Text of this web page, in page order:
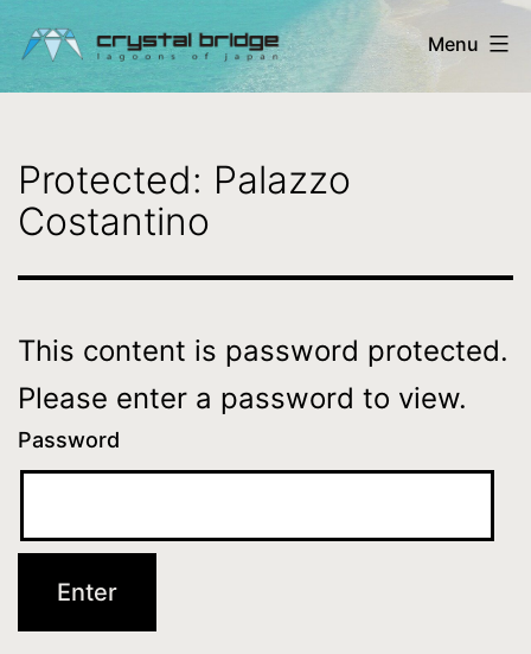
content
Ltd.
-
lagoons
Japan
Menu
Protected: Palazzo
Costantino
This content is password protected.
Please enter a password to view.
Password